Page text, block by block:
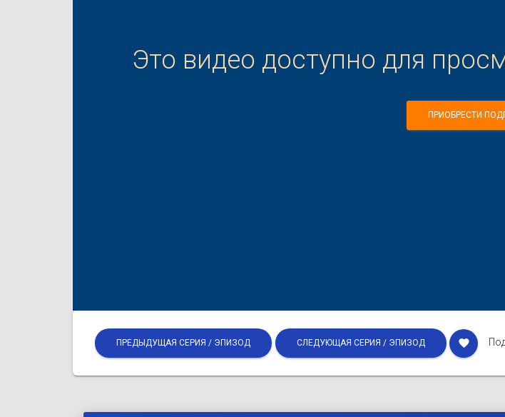
Это видео доступно для
ПРИОБРЕСТИ
ПРЕДЫДУЩАЯ СЕРИЯ / ЭПИЗОД СЛЕДУЮЩАЯ СЕРИЯ / ЭПИЗОД favorite